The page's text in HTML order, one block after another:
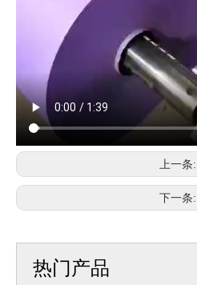
上一条:
下一条:
热门产品